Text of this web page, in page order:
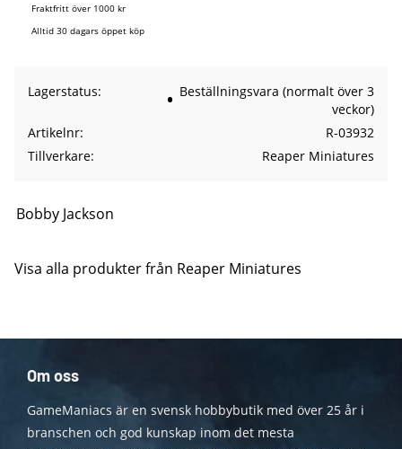
Fraktfritt över 1000 kr
Alltid 30 dagars öppet köp
Lagerstatus
Beställningsvara (normalt över 3
veckor)
Artikelnr
R-03932
Tillverkare
Reaper Miniatures
Bobby Jackson
Visa alla produkter från Reaper Miniatures
Om oss
GameManiacs är en svensk hobbybutik med över 25 år i
branschen och god kunskap inom det mesta